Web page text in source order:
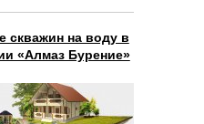
скважин на воду в
«Алмаз Бурение»